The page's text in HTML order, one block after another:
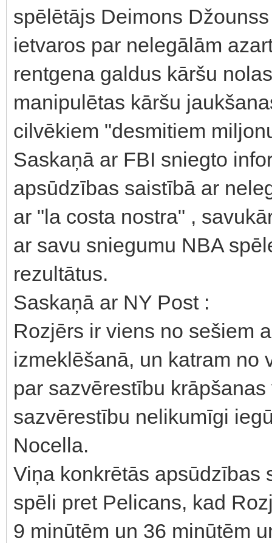
spēlētājs Deimons
ietvaros par nelegālām
rentgena galdus kāršu
manipulētas kāršu
cilvēkiem "desmitiem
Saskaņā ar FBI sniegto
apsūdzības saistībā ar
ar "la costa nostra" ,
ar savu sniegumu NBA
rezultātus.
Saskaņā ar NY Post :
Rozjērs ir viens no sešiem
izmeklēšanā, un katram no
par sazvērestību
sazvērestību nelikumīgi
Nocella.
Viņa konkrētās apsūdzības
spēli pret Pelicans, kad
9 minūtēm un 36 minūtēm